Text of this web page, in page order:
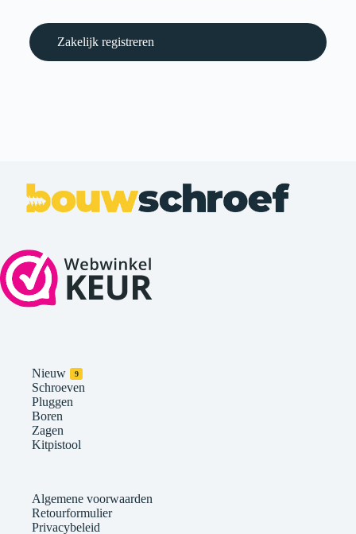
Zakelijk registreren
Nieuw 9
Schroeven
Pluggen
Boren
Zagen
Kitpistool
Algemene voorwaarden
Retourformulier
Privacybeleid